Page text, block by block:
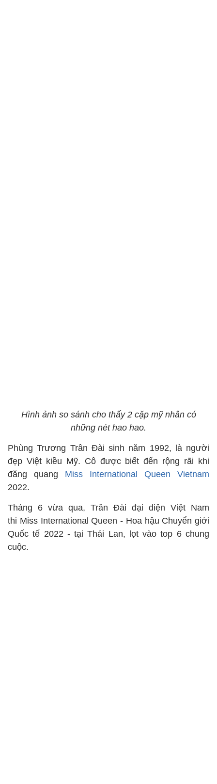
Hình ảnh so sánh cho thấy 2 cặp mỹ nhân có
những nét hao hao.
Phùng Trương Trân Đài sinh năm 1992, là người
đẹp Việt kiều Mỹ. Cô được biết đến rộng rãi khi
đăng quang Miss International Queen Vietnam
2022.
Tháng 6 vừa qua, Trân Đài đại diện Việt Nam
thi Miss International Queen - Hoa hậu Chuyển giới
Quốc tế 2022 - tại Thái Lan, lọt vào top 6 chung
cuộc.